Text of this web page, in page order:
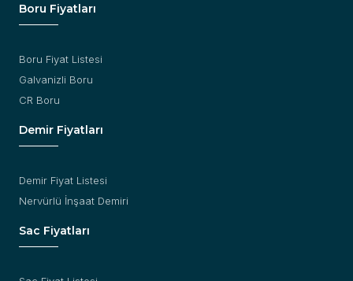
Boru Fiyatları
Boru Fiyat Listesi
Galvanizli Boru
CR Boru
Demir Fiyatları
Demir Fiyat Listesi
Nervürlü İnşaat Demiri
Sac Fiyatları